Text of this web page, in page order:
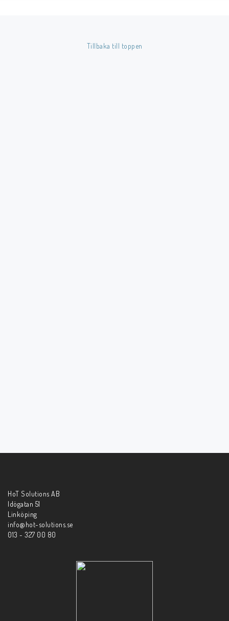
Tillbaka till toppen
HoT Solutions AB
Idögatan 51
Linköping
info@hot-solutions.se
013 - 327 00 80